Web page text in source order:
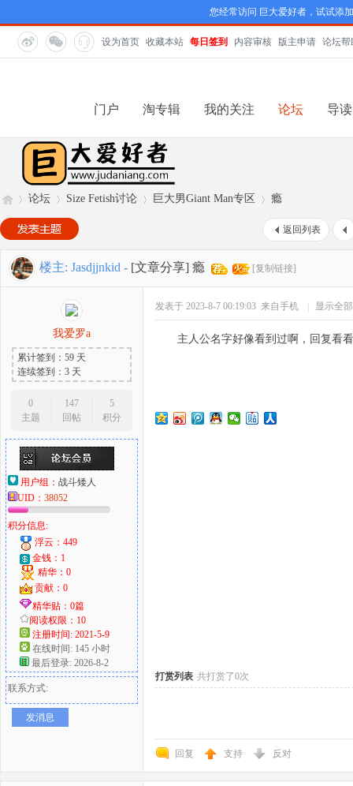
您经常访问 巨大爱好者，试试添
设为首页 收藏本站 每日签到 内容审核 版主申请 论坛帮
门户 淘专辑 我的关注 论坛 导读
巨
爱
»
论坛
›
Size Fetish讨论
›
巨大男Giant Man专区
›
瘾
返回列表
楼主: Jasdjjnkid - [文章分享] 瘾 [复制链接]
我爱罗a
累计签到：59 天
连续签到：3 天
0
主题
147
回帖
5
积分
用户组： 战斗矮人
UID： 38052
积分信息:
浮云：449
金钱：1
精华：0
贡献：0
精华贴：0篇
阅读权限：10
注册时间: 2021-5-9
在线时间: 145 小时
最后登录: 2026-8-2
联系方式:
发消息
发表于 2023-8-7 00:19:03 来自手机 显示全
主人公名字好像看到过啊，回复看
打赏列表 共打赏了0次
回复 支持 反对